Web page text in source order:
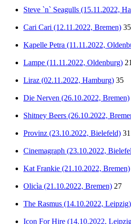
Steve `n` Seagulls (15.11.2022,
Cari Cari (12.11.2022, Bremen) 35
Kapelle Petra (11.11.2022,
Lampe (11.11.2022, Oldenburg) 21
Liraz (02.11.2022, Hamburg) 35
Die Nerven (26.10.2022, Bremen)
Shitney Beers (26.10.2022,
Provinz (23.10.2022, Bielefeld) 31
Cinemagraph (23.10.2022,
Kat Frankie (21.10.2022, Bremen)
Olicìa (21.10.2022, Bremen) 27
The Rasmus (14.10.2022, Leipzig)
Icon For Hire (14.10.2022,